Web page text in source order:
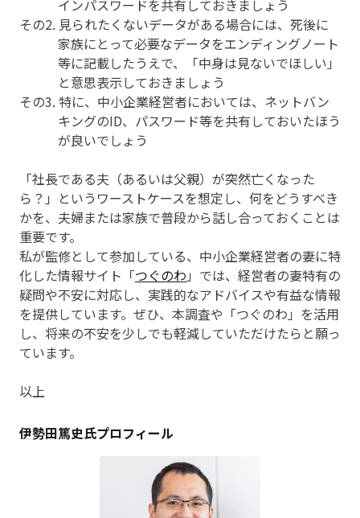
インパスワードを共有しておきましょう
その2. 見られたくないデータがある場合には、死後に
家族にとって必要なデータをエンディングノート
等に記載したうえで、「中身は見ないでほしい」
と意思表示しておきましょう
その3. 特に、中小企業経営者においては、ネットバン
キングのID、パスワード等を共有しておいたほう
が良いでしょう
「社長である夫（あるいは父親）が突然亡くなった
ら？」というワーストケースを想定し、何をどうすべき
かを、夫婦または家族で普段から話し合っておくことは
重要です。
私が監修として参加している、中小企業経営者の妻に特
化した情報サイト「つぐのわ 」では、経営者の妻特有の
疑問や不安に対応し、実践的なアドバイスや有益な情報
を提供しています。ぜひ、本調査や「つぐのわ」を活用
し、将来の不安を少しでも軽減していただけたらと願っ
ています。
以上
伊勢田篤史氏プロフィール